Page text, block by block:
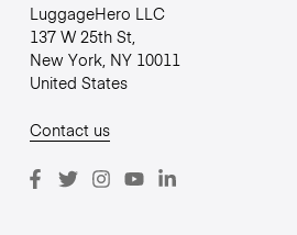
LuggageHero LLC
137 W 25th St,
New York, NY 10011
United States
Contact us